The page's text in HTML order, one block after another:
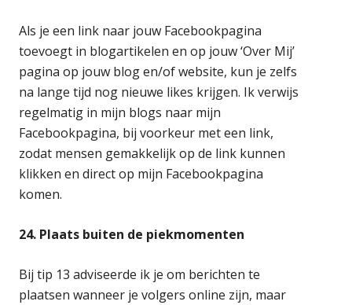
Als je een link naar jouw Facebookpagina
toevoegt in blogartikelen en op jouw ‘Over Mij’
pagina op jouw blog en/of website, kun je zelfs
na lange tijd nog nieuwe likes krijgen. Ik verwijs
regelmatig in mijn blogs naar mijn
Facebookpagina, bij voorkeur met een link,
zodat mensen gemakkelijk op de link kunnen
klikken en direct op mijn Facebookpagina
komen.
24. Plaats buiten de piekmomenten
Bij tip 13 adviseerde ik je om berichten te
plaatsen wanneer je volgers online zijn, maar